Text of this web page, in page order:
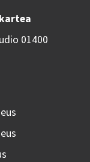
01400